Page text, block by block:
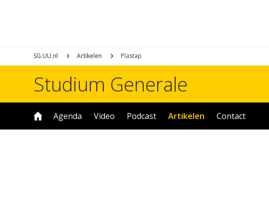
SG.UU.nl Artikelen Plastap
Studium Generale
Agenda Video Podcast Artikelen Contact